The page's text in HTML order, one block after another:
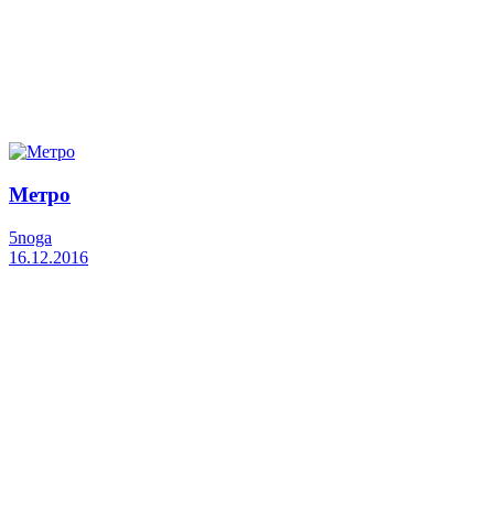
Метро
5noga
16.12.2016